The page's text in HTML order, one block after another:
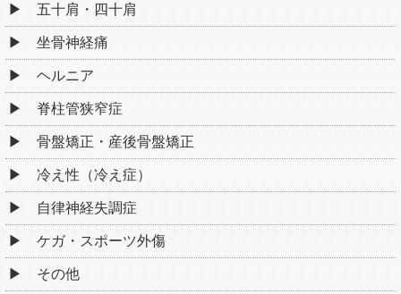
五十肩・四十肩
坐骨神経痛
ヘルニア
脊柱管狭窄症
骨盤矯正・産後骨盤矯正
冷え性（冷え症）
自律神経失調症
ケガ・スポーツ外傷
その他